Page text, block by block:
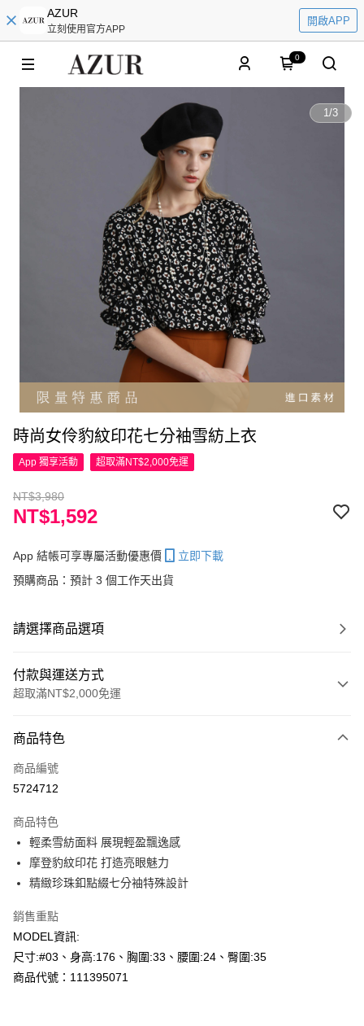
AZUR
立刻使用官方APP
開啟APP
0
1/3
時尚女伶豹紋印花七分袖雪紡上衣
App 獨享活動 超取滿NT$2,000免運
NT$3,980
NT$1,592
App 結帳可享專屬活動優惠價
立即下載
預購商品：預計 3 個工作天出貨
請選擇商品選項
付款與運送方式
超取滿NT$2,000免運
信用卡一次付款
超商取貨付款
Apple Pay
悠遊付
AFTEE先享後付
相關說明
AFTEE先享後付是「在收到商品之後才付款」的支付方式。 讓您購物簡單
商品特色
商品編號
5724712
商品特色
輕柔雪紡面料 展現輕盈飄逸感
摩登豹紋印花 打造亮眼魅力
精緻珍珠釦點綴七分袖特殊設計
銷售重點
MODEL資訊:
尺寸:#03、身高:176、胸圍:33、腰圍:24、臀圍:35
商品代號：111395071